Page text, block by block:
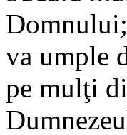
va umple
pe mulţi